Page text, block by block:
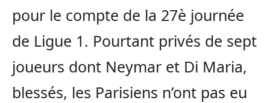
pour le compte de la 27è journée
de Ligue 1. Pourtant privés de sept
joueurs dont Neymar et Di Maria,
blessés, les Parisiens n’ont pas eu